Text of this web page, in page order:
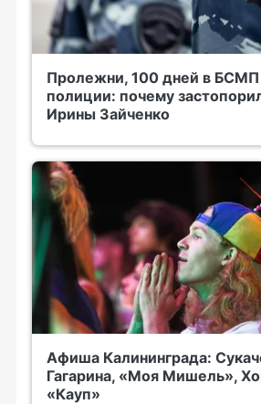
Пролежни, 100 дней в БСМП
полиции: почему
Ирины Зайченко
Афиша Калининграда:
Гагарина, «Моя Мишель»,
«Кауп»